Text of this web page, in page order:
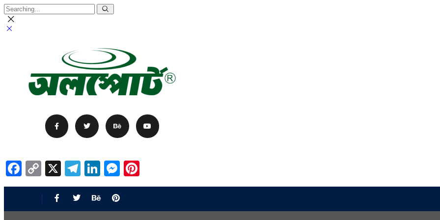
Facebook
Copy
Link
X Telegram
LinkedIn
Messenger